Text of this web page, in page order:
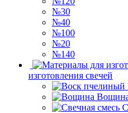
№30
№40
№100
№20
№140
изготовления свечей